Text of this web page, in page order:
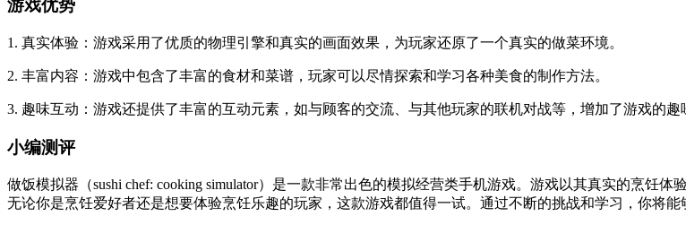
游戏优势
1. 真实体验：游戏采用了优质的物理引擎和真实的画面效果，为玩家还原了一个真实的做菜环境。
2. 丰富内容：游戏中包含了丰富的食材和菜谱，玩家可以尽情探索和学习各种美食的制作方法。
3. 趣味互动：游戏还提供了丰富的互动元素，如与顾客的交流、与其他玩家的联机对战等，增加了游戏的趣
小编测评
做饭模拟器（sushi chef: cooking simulator）是一款非常出色的模拟经营类手机游戏。游戏以其真实的烹饪
无论你是烹饪爱好者还是想要体验烹饪乐趣的玩家，这款游戏都值得一试。通过不断的挑战和学习，你将